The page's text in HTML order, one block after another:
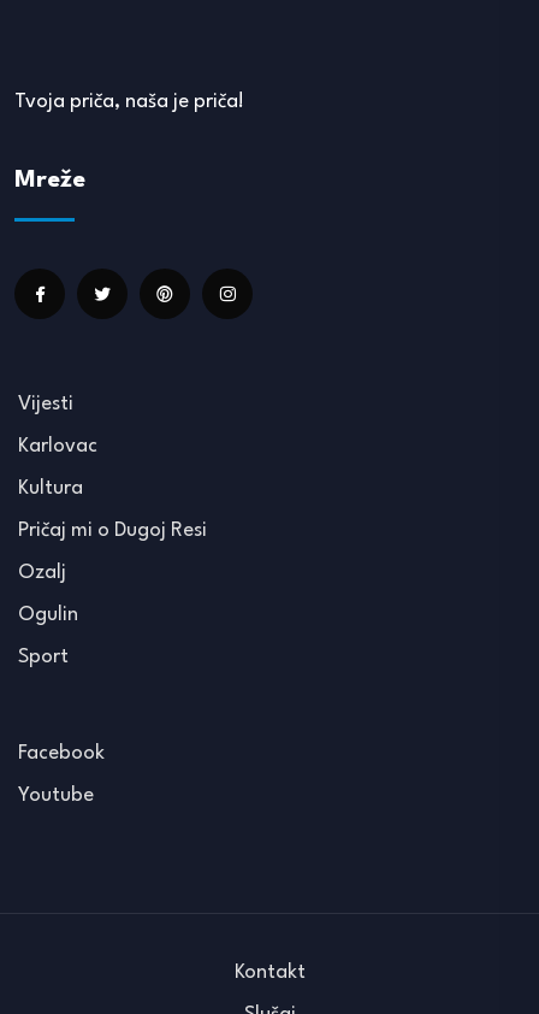
Tvoja priča, naša je priča!
Mreže
Vijesti
Karlovac
Kultura
Pričaj mi o Dugoj Resi
Ozalj
Ogulin
Sport
Facebook
Youtube
Kontakt